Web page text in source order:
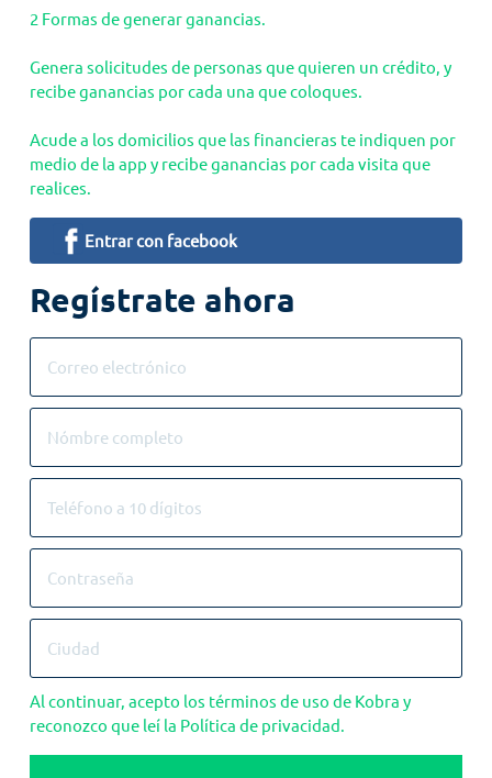
2 Formas de generar ganancias.
Genera solicitudes de personas que quieren un crédito, y
recibe ganancias por cada una que coloques.
Acude a los domicilios que las financieras te indiquen por
medio de la app y recibe ganancias por cada visita que
realices.
Entrar con facebook
Regístrate ahora
Al continuar, acepto los términos de uso de Kobra y
reconozco que leí la Política de privacidad.